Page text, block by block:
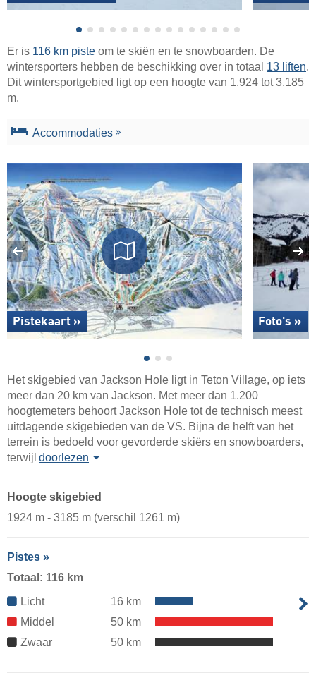
Er is 116 km piste om te skiën en te snowboarden. De
wintersporters hebben de beschikking over in totaal 13 liften.
Dit wintersportgebied ligt op een hoogte van 1.924 tot 3.185
m.
Accommodaties
Pistekaart » Foto's »
Het skigebied van Jackson Hole ligt in Teton Village, op iets
meer dan 20 km van Jackson. Met meer dan 1.200
hoogtemeters behoort Jackson Hole tot de technisch meest
uitdagende skigebieden van de VS. Bijna de helft van het
terrein is bedoeld voor gevorderde skiërs en snowboarders,
terwijl doorlezen
Hoogte skigebied
1924 m - 3185 m (verschil 1261 m)
Pistes »
Totaal: 116 km
Licht
16 km
Middel
50 km
Zwaar
50 km